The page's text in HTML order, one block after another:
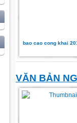
bao cao cong khai
VĂN BẢN